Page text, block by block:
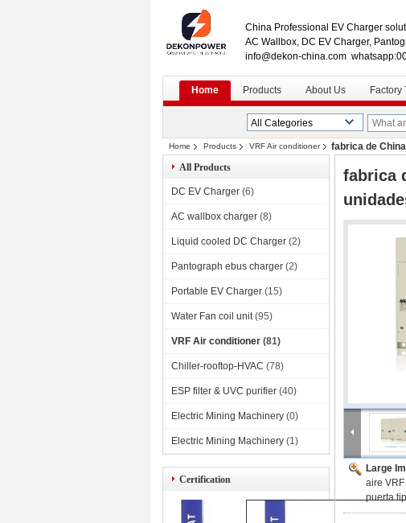
China Professional EV Charger
AC Wallbox, DC EV Charger,
info@dekon-china.com
Home Products About Us Factory
Home Products VRF Air conditioner
fabrica de
All Products
DC EV Charger (6)
AC wallbox charger (8)
Liquid cooled DC Charger (2)
Pantograph ebus charger (2)
Portable EV Charger (15)
Water Fan coil unit (95)
VRF Air conditioner (81)
Chiller-rooftop-HVAC (78)
ESP filter & UVC purifier (40)
Electric Mining Machinery (0)
Electric Mining Machinery (1)
Certification
fabrica
Large
aire
puerta